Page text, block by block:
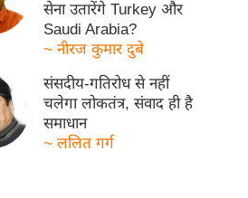
सेना उतारेंगे Turkey और
Saudi Arabia?
~ नीरज कुमार दुबे
संसदीय-गतिरोध से नहीं
चलेगा लोकतंत्र, संवाद ही है
समाधान
~ ललित गर्ग